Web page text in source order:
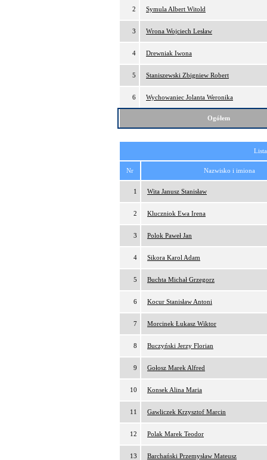
2 Symula Albert Witold
3 Wrona Wojciech Lesław
4 Drewniak Iwona
5 Staniszewski Zbigniew Robert
6 Wychowaniec Jolanta Weronika
Ogółem
Nr Nazwisko i imiona
1 Wita Janusz Stanisław
2 Kluczniok Ewa Irena
3 Polok Paweł Jan
4 Sikora Karol Adam
5 Buchta Michał Grzegorz
6 Kocur Stanisław Antoni
7 Morcinek Łukasz Wiktor
8 Buczyński Jerzy Florian
9 Gołosz Marek Alfred
10 Konsek Alina Maria
11 Gawliczek Krzysztof Marcin
12 Polak Marek Teodor
13 Barchański Przemysław Mateusz